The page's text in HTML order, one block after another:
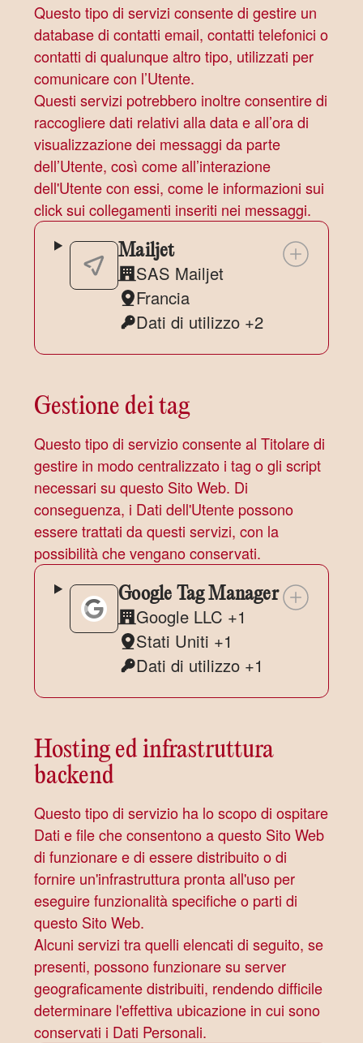
Questo tipo di servizi consente di gestire un
database di contatti email, contatti telefonici o
contatti di qualunque altro tipo, utilizzati per
comunicare con l’Utente.
Questi servizi potrebbero inoltre consentire di
raccogliere dati relativi alla data e all’ora di
visualizzazione dei messaggi da parte
dell’Utente, così come all’interazione
dell'Utente con essi, come le informazioni sui
click sui collegamenti inseriti nei messaggi.
Mailjet
Azienda:
SAS Mailjet
Luogo
del
trattamento:
Francia
Dati
Personali
Dati di utilizzo +2
Gestione dei tag
Questo tipo di servizio consente al Titolare di
gestire in modo centralizzato i tag o gli script
necessari su questo Sito Web. Di
conseguenza, i Dati dell'Utente possono
essere trattati da questi servizi, con la
possibilità che vengano conservati.
Google Tag Manager
Azienda:
Google LLC +1
Luogo
del
trattamento:
Stati Uniti +1
Dati
Personali
Dati di utilizzo +1
Hosting ed infrastruttura
backend
Questo tipo di servizio ha lo scopo di ospitare
Dati e file che consentono a questo Sito Web
di funzionare e di essere distribuito o di
fornire un'infrastruttura pronta all'uso per
eseguire funzionalità specifiche o parti di
questo Sito Web.
Alcuni servizi tra quelli elencati di seguito, se
presenti, possono funzionare su server
geograficamente distribuiti, rendendo difficile
determinare l'effettiva ubicazione in cui sono
conservati i Dati Personali.